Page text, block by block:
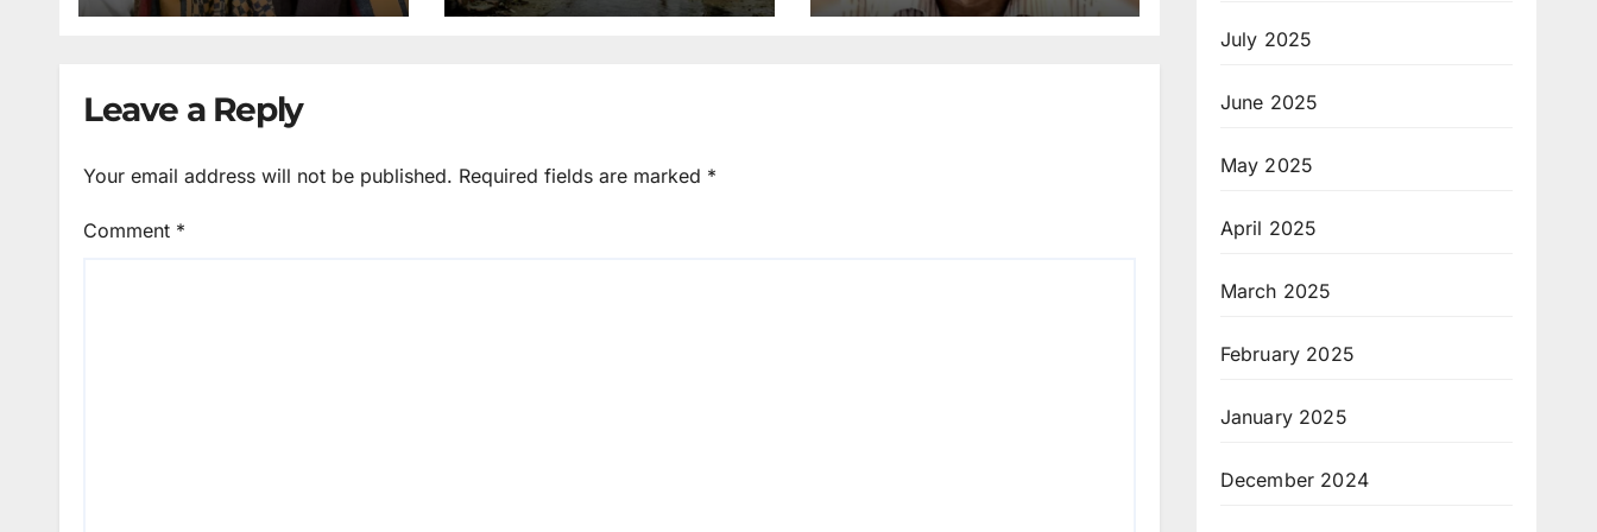
Leave a Reply
Your email address will not be published. Required fields are marked *
Comment *
July 2025
June 2025
May 2025
April 2025
March 2025
February 2025
January 2025
December 2024